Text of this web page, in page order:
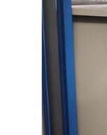
KEBIJAKAN
PRIBADI